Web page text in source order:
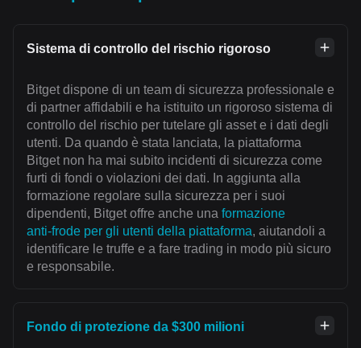
Sistema di controllo del rischio rigoroso
Bitget dispone di un team di sicurezza professionale e
di partner affidabili e ha istituito un rigoroso sistema di
controllo del rischio per tutelare gli asset e i dati degli
utenti. Da quando è stata lanciata, la piattaforma
Bitget non ha mai subito incidenti di sicurezza come
furti di fondi o violazioni dei dati. In aggiunta alla
formazione regolare sulla sicurezza per i suoi
dipendenti, Bitget offre anche una formazione
anti‑frode per gli utenti della piattaforma, aiutandoli a
identificare le truffe e a fare trading in modo più sicuro
e responsabile.
Fondo di protezione da $300 milioni